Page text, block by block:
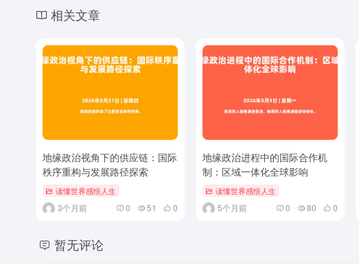
相关文章
地缘政治视角下的供应链：国际
秩序重构与发展路径探索
读懂世界感悟人生
3个月前 0 51 0
地缘政治进程中的国际合作机
制：区域一体化全球影响
读懂世界感悟人生
5个月前 0 80 0
暂无评论